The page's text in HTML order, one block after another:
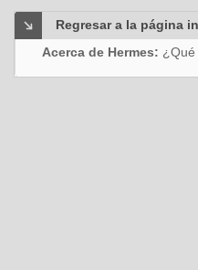
Regresar a la página
Acerca de Hermes: ¿Qué